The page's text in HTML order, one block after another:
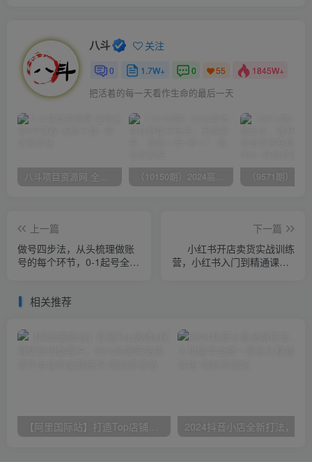
八斗 关注
0 1.7W+ 0 55 1845W+
把活着的每一天看作生命的最后一天
八斗项目资源网 全网正品VIP课程 无损下载~ （10150期）2024高考项目野路子玩法，无限裂变，最高一天1W＋！
上一篇
做号四步法，从头梳理做账
号的每个环节，0-1起号全流
下一篇
小红书开店卖货实战训练
营，小红书入门到精通课，7
相关推荐
【阿里国际站】打造Top店铺&获得优质询盘客户，​95%的国际站讲师不会说的运营技巧